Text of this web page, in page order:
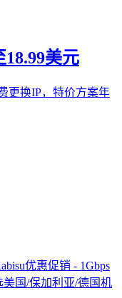
18.99美元
更换IP，特价方案年
优惠促销 - 1Gbps
美国/保加利亚/德国机